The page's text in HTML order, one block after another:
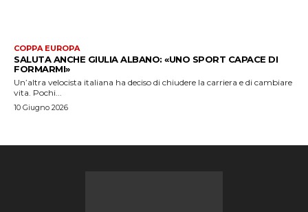
COPPA EUROPA
SALUTA ANCHE GIULIA ALBANO: «UNO SPORT CAPACE DI
FORMARMI»
Un’altra velocista italiana ha deciso di chiudere la carriera e di cambiare
vita. Pochi...
10 Giugno 2026